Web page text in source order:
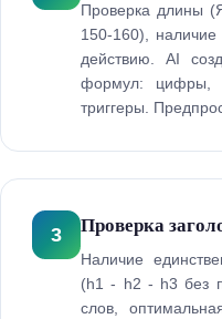
Проверка длины
150-160), наличие
действию. AI
формул: цифры,
триггеры.
3 Проверка
Наличие
(h1 - h2 - h3 без
слов,